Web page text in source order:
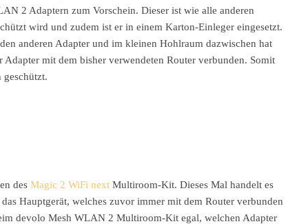
2 Adaptern zum Vorschein. Dieser ist wie alle anderen
wird und zudem ist er in einem Karton-Einleger eingesetzt.
anderen Adapter und im kleinen Hohlraum dazwischen hat
mit dem bisher verwendeten Router verbunden. Somit
geschützt.
des Magic 2 WiFi next Multiroom-Kit. Dieses Mal handelt es
Hauptgerät, welches zuvor immer mit dem Router verbunden
devolo Mesh WLAN 2 Multiroom-Kit egal, welchen Adapter